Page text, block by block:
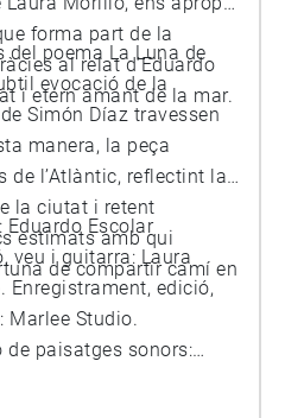
forma part de la
al relat d’Eduardo
i etern amant de la mar.
del poema La Luna de
evocació de la
Simón Díaz travessen
manera, la peça
de l’Atlàntic, reflectint la
la ciutat i retent
estimats amb qui
de compartir camí en
Eduardo Escolar
Enregistrament, edició,
Marlee Studio.
de paisatges sonors: